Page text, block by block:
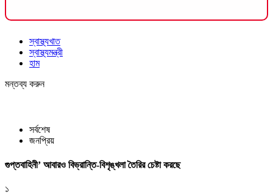
স্বাস্থ্যখাত
স্বাস্থ্যমন্ত্রী
হাম
মন্তব্য করুন
সর্বশেষ
জনপ্রিয়
গুপ্তবাহিনী’ আবারও বিভ্রান্তি-বিশৃঙ্খলা তৈরির চেষ্টা করছে
১